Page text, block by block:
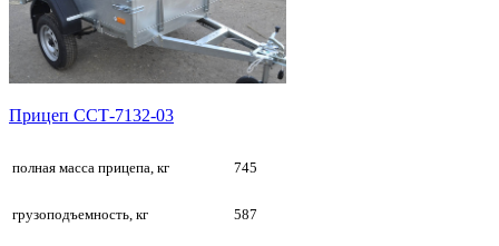
Прицеп ССТ-7132-03
полная масса прицепа, кг 745
грузоподъемность, кг 587